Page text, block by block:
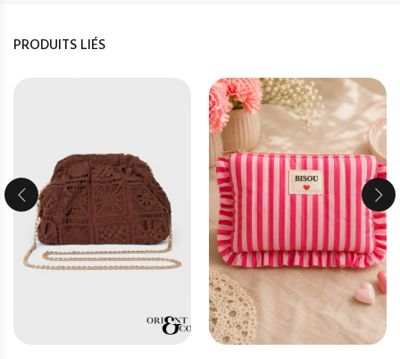
PRODUITS LIÉS